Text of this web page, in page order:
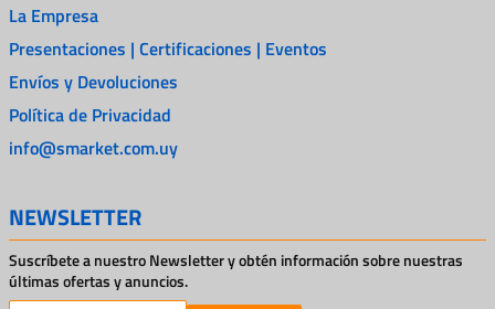
La Empresa
Presentaciones | Certificaciones | Eventos
Envíos y Devoluciones
Política de Privacidad
info@smarket.com.uy
NEWSLETTER
Suscríbete a nuestro Newsletter y obtén información sobre nuestras
últimas ofertas y anuncios.